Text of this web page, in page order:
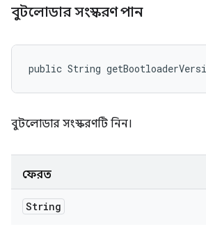
বুটলোডার সংস্করণ পান
public String
বুটলোডার সংস্করণটি নিন।
ফেরত
String